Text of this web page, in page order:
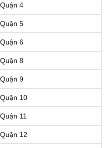
4
5
6
8
9
10
11
12